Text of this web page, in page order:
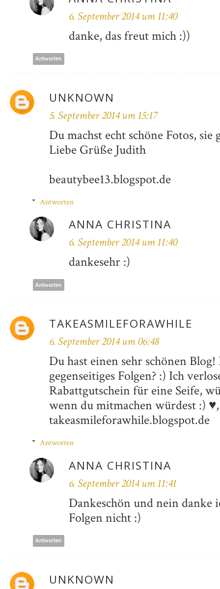
6. September 2014 um 11:40
danke, das freut mich :))
Antworten
UNKNOWN
5. September 2014 um 15:17
Du machst echt schöne Fotos,
Liebe Grüße Judith
beautybee13.blogspot.de
Antworten
ANNA CHRISTINA
6. September 2014 um 11:40
dankesehr :)
Antworten
TAKEASMILEFORAWHILE
6. September 2014 um 06:48
Du hast einen sehr schönen
gegenseitiges Folgen? :) Ich
Rabattgutschein für eine Seife,
wenn du mitmachen würdest :)
takeasmileforawhile.blogspot.de
Antworten
ANNA CHRISTINA
6. September 2014 um 11:41
Dankeschön und nein danke
Folgen nicht :)
Antworten
UNKNOWN